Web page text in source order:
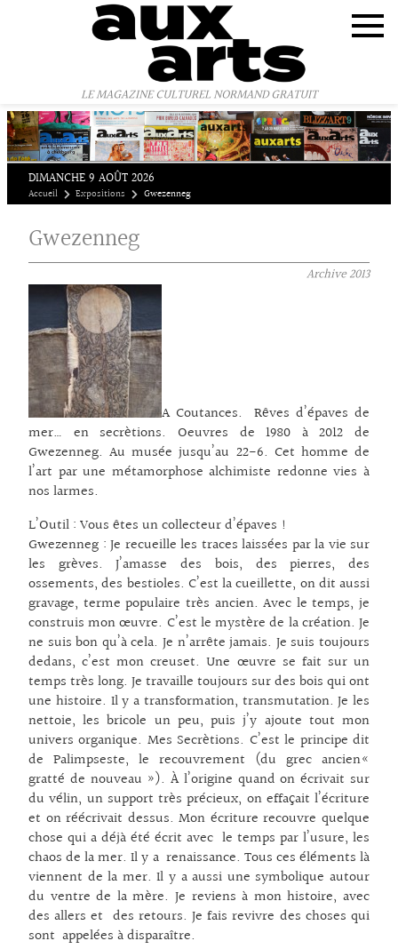
LE MAGAZINE CULTUREL NORMAND GRATUIT
DIMANCHE 9 AOÛT 2026
Accueil Expositions Gwezenneg
Gwezenneg
Archive2013
A Coutances. Rêves d’épaves de
mer… en secrètions. Oeuvres de 1980 à 2012 de
Gwezenneg. Au musée jusqu’au 22-6. Cet homme de
l’art par une métamorphose alchimiste redonne vies à
nos larmes.
L’Outil : Vous êtes un collecteur d’épaves !
Gwezenneg : Je recueille les traces laissées par la vie sur
les grèves. J’amasse des bois, des pierres, des
ossements, des bestioles. C’est la cueillette, on dit aussi
gravage, terme populaire très ancien. Avec le temps, je
construis mon œuvre. C’est le mystère de la création. Je
ne suis bon qu’à cela. Je n’arrête jamais. Je suis toujours
dedans, c’est mon creuset. Une œuvre se fait sur un
temps très long. Je travaille toujours sur des bois qui ont
une histoire. Il y a transformation, transmutation. Je les
nettoie, les bricole un peu, puis j’y ajoute tout mon
univers organique. Mes Secrètions. C’est le principe dit
de Palimpseste, le recouvrement (du grec ancien«
gratté de nouveau »). À l’origine quand on écrivait sur
du vélin, un support très précieux, on effaçait l’écriture
et on réécrivait dessus. Mon écriture recouvre quelque
chose qui a déjà été écrit avec le temps par l’usure, les
chaos de la mer. Il y a renaissance. Tous ces éléments là
viennent de la mer. Il y a aussi une symbolique autour
du ventre de la mère. Je reviens à mon histoire, avec
des allers et des retours. Je fais revivre des choses qui
sont appelées à disparaître.
Panneau de gestion des cookies